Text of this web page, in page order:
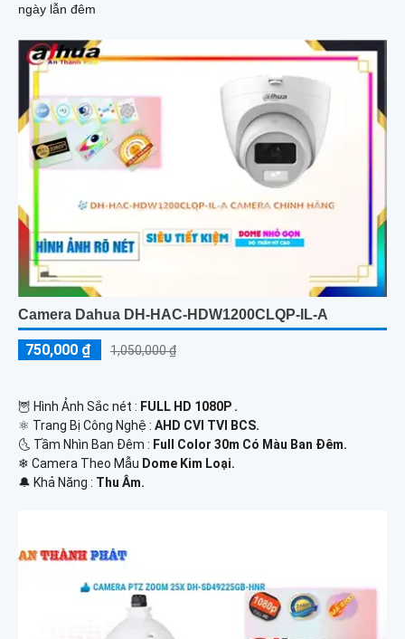
ngày lẫn đêm
Camera Dahua DH-HAC-HDW1200CLQP-IL-A
750,000 ₫ 1,050,000 ₫
🦉 Hình Ảnh Sắc nét : FULL HD 1080P .
⚛️ Trang Bị Công Nghệ : AHD CVI TVI BCS.
🌜 Tầm Nhìn Ban Đêm : Full Color 30m Có Màu Ban Đêm.
❄ Camera Theo Mẫu Dome Kim Loại.
️🔔 Khả Năng : Thu Âm.